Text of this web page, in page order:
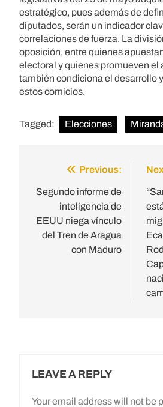
estratégico, pues además de
diputados, serán un indicador
correlaciones de fuerza. La
oposición, entre quienes
electoral y quienes promueven el
también condiciona el desarrollo
estos comicios.
Tagged: Elecciones
navigation
Previous:
Segundo informe de
inteligencia de
EEUU niega vínculo
del Tren de Aragua
con Maduro
LEAVE A REPLY
Your email address will not be